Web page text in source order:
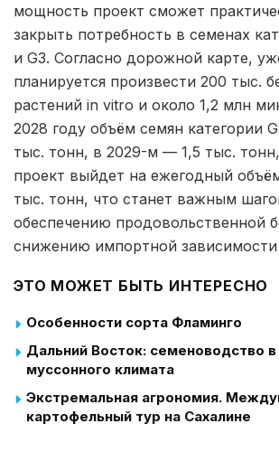
мощность проект сможет
закрыть потребность в семенах
и G3. Согласно дорожной карте,
планируется произвести 200 тыс.
растений in vitro и около 1,2 млн
2028 году объём семян категории
тыс. тонн, в 2029-м — 1,5 тыс.
проект выйдет на ежегодный
тыс. тонн, что станет важным
обеспечению продовольственной
снижению импортной зависимости
ЭТО МОЖЕТ БЫТЬ ИНТЕРЕСНО
Особенности сорта Фламинго
Дальний Восток: семеноводство в
муссонного климата
Экстремальная агрономия.
картофельный тур на Сахалине